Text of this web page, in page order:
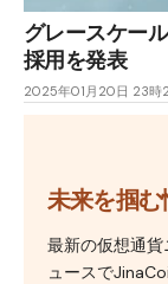
グレースケー
採用を発表
2025年01月20日 23時
未来を掴
最新の仮想通
ュースで